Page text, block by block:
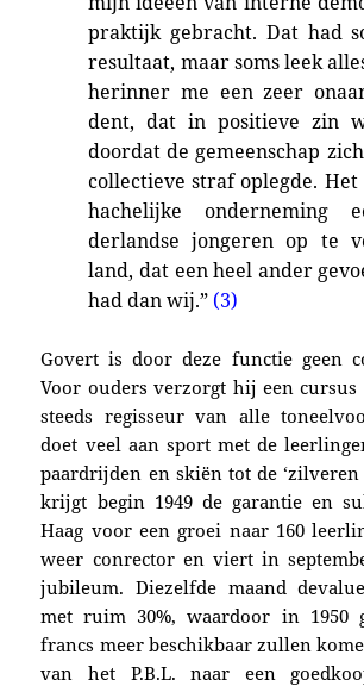
praktijk ge­bracht. Dat had
resul­taat, maar soms leek
herinner me een zeer
dent, dat in positieve zin
doordat de gemeen­schap
collec­tieve straf opleg­de.
hache­lijke on­derneming
derlandse jongeren op te
land, dat een heel ander
had dan wij.” (3)
Govert is door deze functie geen
Voor ouders verzorgt hij een cursus
steeds regisseur van alle
doet veel aan sport met de
paardrijden en skiën tot de ‘zilve­ren
krijgt begin 1949 de garantie en
Haag voor een groei naar 160
weer conrector en viert in
jubileum. Diezelfde maand
met ruim 30%, waardoor in 1950
francs meer beschikbaar zullen
van het P.B.L. naar een